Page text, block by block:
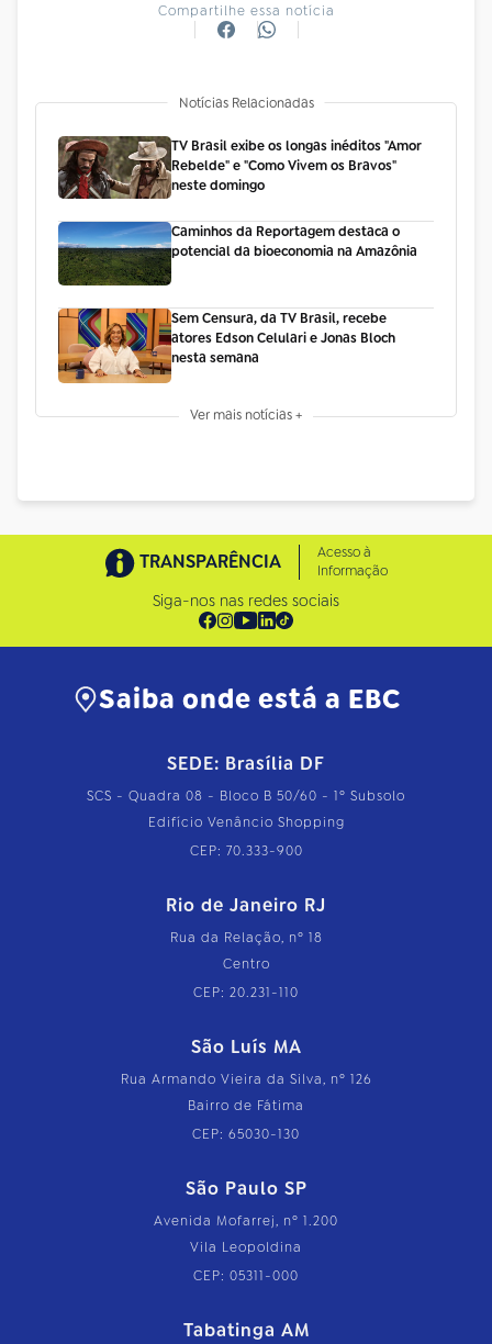
Compartilhe essa notícia
Notícias Relacionadas
TV Brasil exibe os longas inéditos "Amor
Rebelde" e "Como Vivem os Bravos"
neste domingo
Caminhos da Reportagem destaca o
potencial da bioeconomia na Amazônia
Sem Censura, da TV Brasil, recebe
atores Edson Celulari e Jonas Bloch
nesta semana
Ver mais notícias +
TRANSPARÊNCIA
Acesso à
Informação
Siga-nos nas redes sociais
Saiba onde está a EBC
SEDE: Brasília DF
SCS - Quadra 08 - Bloco B 50/60 - 1º Subsolo
Edifício Venâncio Shopping
CEP: 70.333-900
Rio de Janeiro RJ
Rua da Relação, nº 18
Centro
CEP: 20.231-110
São Luís MA
Rua Armando Vieira da Silva, nº 126
Bairro de Fátima
CEP: 65030-130
São Paulo SP
Avenida Mofarrej, nº 1.200
Vila Leopoldina
CEP: 05311-000
Tabatinga AM